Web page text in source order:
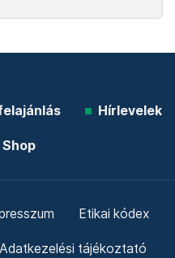
Hírlevelek
Shop
Etikai kódex
Adatkezelési tájékoztató